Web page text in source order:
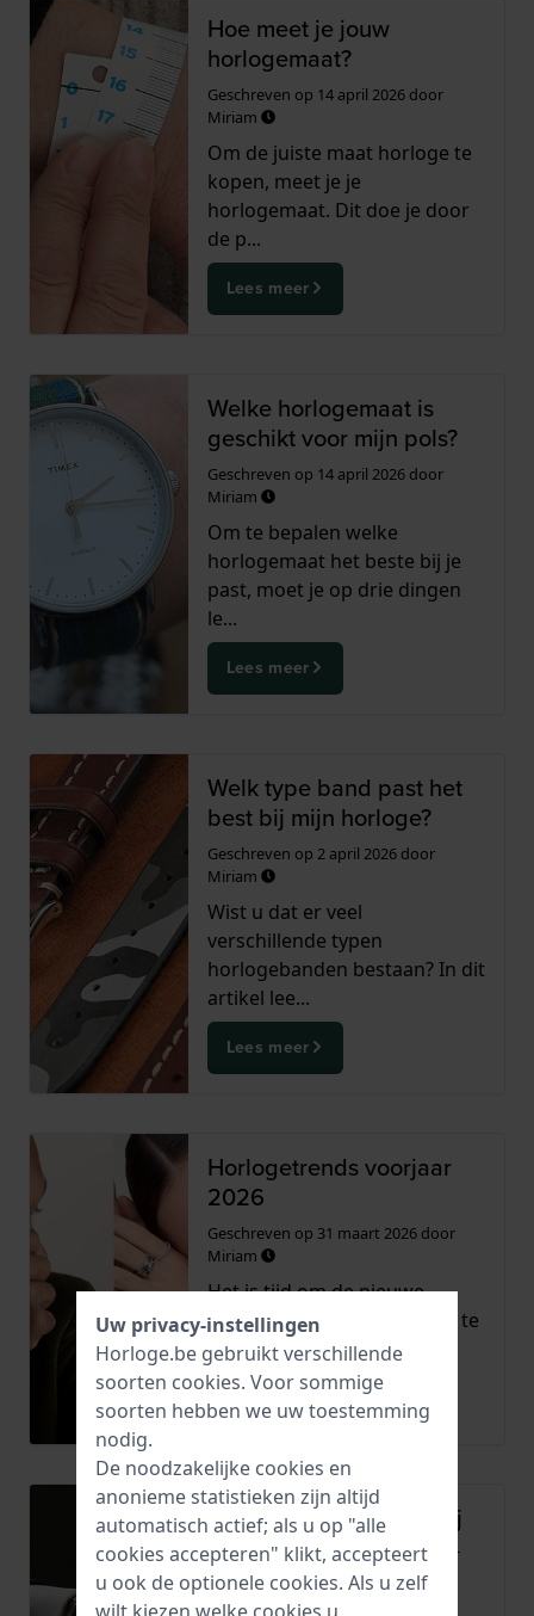
Hoe meet je jouw
horlogemaat?
Geschreven op 14 april 2026door
Miriam
Om de juiste maat horloge te
kopen, meet je je
horlogemaat. Dit doe je door
de p...
Lees meer
Welke horlogemaat is
geschikt voor mijn pols?
Geschreven op 14 april 2026door
Miriam
Om te bepalen welke
horlogemaat het beste bij je
past, moet je op drie dingen
le...
Lees meer
Welk type band past het
best bij mijn horloge?
Geschreven op 2 april 2026door
Miriam
Wist u dat er veel
verschillende typen
horlogebanden bestaan? In dit
artikel lee...
Lees meer
Horlogetrends voorjaar
2026
Geschreven op 31 maart 2026door
Miriam
Het is tijd om de nieuwe
horlogecollecties voor 2026 te
bekijken. Wat zijn de la...
Lees meer
Horloges zonder batterij
Geschreven op5 februari 2026door
Miriam
Uw privacy-instellingen
Horloge.be gebruikt verschillende
soorten cookies. Voor sommige
soorten hebben we uw toestemming
nodig.
De noodzakelijke cookies en
anonieme statistieken zijn altijd
automatisch actief; als u op "alle
cookies accepteren" klikt, accepteert
u ook de optionele cookies. Als u zelf